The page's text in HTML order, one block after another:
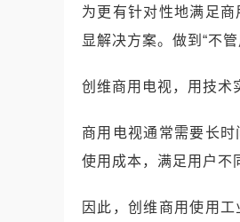
为更有针对性地满足
显解决方案。做到“不
创维商用电视，用技术
商用电视通常需要长
使用成本，满足用户不
因此，创维商用使用